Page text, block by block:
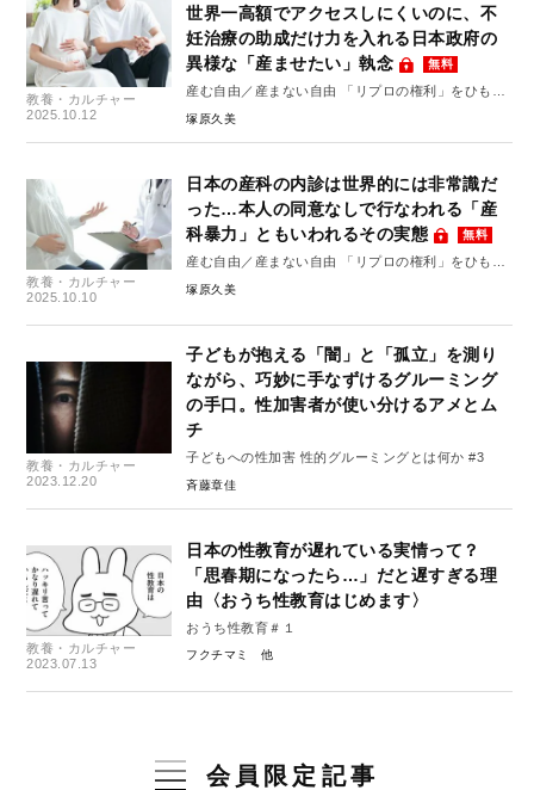
教養・カルチャー
2025.10.12
世界一高額でアクセスしにくいのに、不
妊治療の助成だけ力を入れる日本政府の
異様な「産ませたい」執念
無料
産む自由／産まない自由 「リプロの権利」をひもと
く #4
塚原久美
教養・カルチャー
2025.10.10
日本の産科の内診は世界的には非常識だ
った…本人の同意なしで行なわれる「産
科暴力」ともいわれるその実態
無料
産む自由／産まない自由 「リプロの権利」をひもと
く #2
塚原久美
教養・カルチャー
2023.12.20
子どもが抱える「闇」と「孤立」を測り
ながら、巧妙に手なずけるグルーミング
の手口。性加害者が使い分けるアメとム
チ
子どもへの性加害 性的グルーミングとは何か #3
斉藤章佳
教養・カルチャー
2023.07.13
日本の性教育が遅れている実情って？
「思春期になったら…」だと遅すぎる理
由〈おうち性教育はじめます〉
おうち性教育＃１
フクチマミ
会員限定記事